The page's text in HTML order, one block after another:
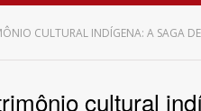
CULTURAL INDÍGENA: A SAGA
cultural